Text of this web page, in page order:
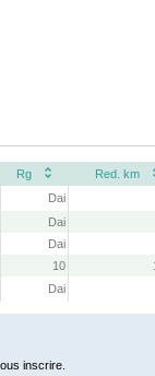
Rg Red. km
Dai
Dai
Dai
10
Dai
inscrire.